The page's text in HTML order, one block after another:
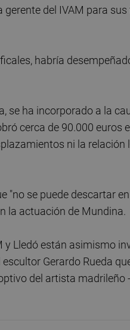
del IVAM para
habría
se ha incorporado a la
cerca de 90.000 euros
ni la
"no se puede descartar
la actuación de Mundina.
y Lledó están asimismo
Gerardo Rueda
del artista